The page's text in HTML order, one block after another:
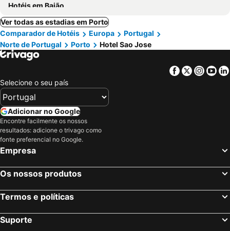
Hotéis em Baião
Ver todas as estadias em Porto
Comparador de Hotéis
Europa
Portugal
Norte de Portugal
Porto Hotel Sao Jose
Facebook
Twitter
Selecione o seu país
Adicionar no Google
Encontre facilmente os nossos
resultados: adicione o trivago como
fonte preferencial no Google.
Empresa
Os nossos produtos
Termos e políticas
Suporte